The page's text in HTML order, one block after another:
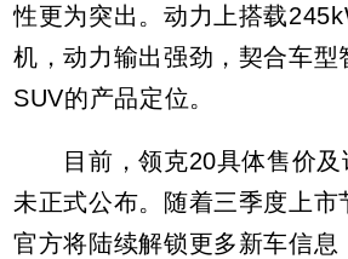
性更为突出。动力上搭载
机，动力输出强劲，契合车型
SUV的产品定位。
目前，领克20具体售价及
未正式公布。随着三季度上市
官方将陆续解锁更多新车信息